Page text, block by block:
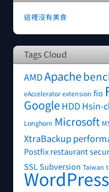
這裡沒有美食
Tags Cloud
AMDApache
eAccelerator extension fio
GoogleHDDHsin-
Longhorn Microsoft
XtraBackup
Postfix restaurant
SSLSubversion Taiwan
WordPress